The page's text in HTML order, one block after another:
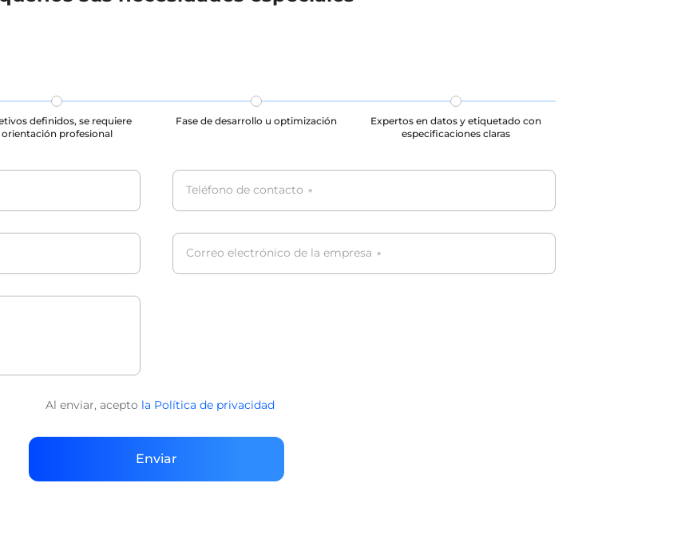
cumplen con GDPR,
todos los datos cumplen con GDPR,
CCPA y PIPL.
definidos, se requiere
orientación profesional
Fase de desarrollo u optimización
Expertos en datos y etiquetado con
especificaciones claras
Teléfono de contacto *
Correo electrónico de la empresa *
Al enviar, acepto la Política de privacidad
Enviar